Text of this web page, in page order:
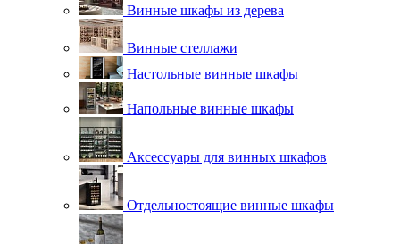
Винные шкафы из дерева
Винные стеллажи
Настольные винные шкафы
Напольные винные шкафы
Аксессуары для винных шкафов
Отдельностоящие винные шкафы